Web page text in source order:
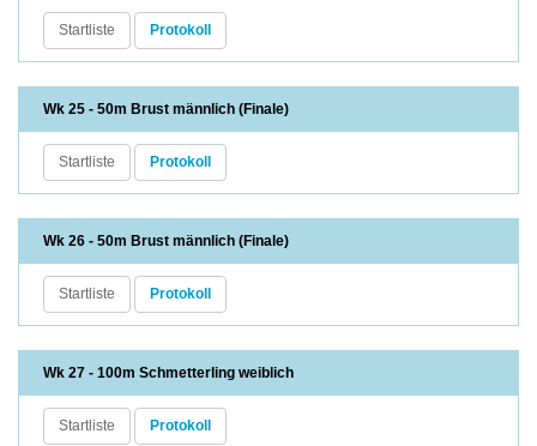
Startliste Protokoll
Wk 25 - 50m Brust männlich (Finale)
Startliste Protokoll
Wk 26 - 50m Brust männlich (Finale)
Startliste Protokoll
Wk 27 - 100m Schmetterling weiblich
Startliste Protokoll